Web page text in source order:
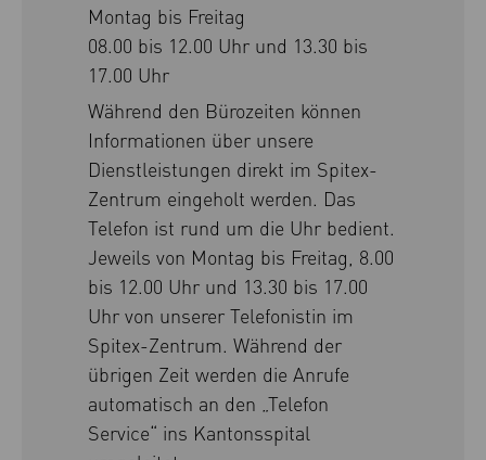
Montag bis Freitag
08.00 bis 12.00 Uhr und 13.30 bis
17.00 Uhr
Während den Bürozeiten können
Informationen über unsere
Dienstleistungen direkt im Spitex-
Zentrum eingeholt werden. Das
Telefon ist rund um die Uhr bedient.
Jeweils von Montag bis Freitag, 8.00
bis 12.00 Uhr und 13.30 bis 17.00
Uhr von unserer Telefonistin im
Spitex-Zentrum. Während der
übrigen Zeit werden die Anrufe
automatisch an den „Telefon
Service“ ins Kantonsspital